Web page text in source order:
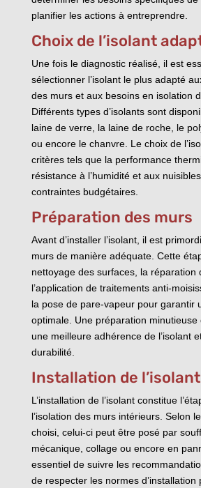
planifier les actions à entreprendre.
Choix de l’isolant
Une fois le diagnostic réalisé, il est
sélectionner l’isolant le plus adapté
des murs et aux besoins en isolation
Différents types d’isolants sont
laine de verre, la laine de roche, le
ou encore le chanvre. Le choix de
critères tels que la performance
résistance à l’humidité et aux
contraintes budgétaires.
Préparation des murs
Avant d’installer l’isolant, il est
murs de manière adéquate. Cette
nettoyage des surfaces, la réparation
l’application de traitements anti-
la pose de pare-vapeur pour garantir
optimale. Une préparation minutieuse
une meilleure adhérence de l’isolant
durabilité.
Installation de l’isolant
L’installation de l’isolant constitue
l’isolation des murs intérieurs. Selon
choisi, celui-ci peut être posé par
mécanique, collage ou encore en
essentiel de suivre les
de respecter les normes